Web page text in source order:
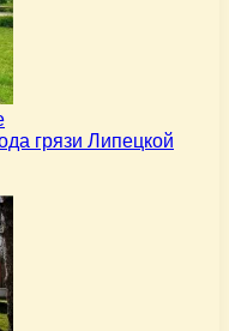
грязи Липецкой